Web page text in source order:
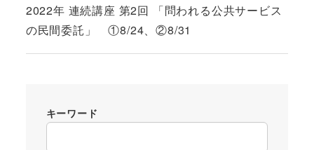
2022年 連続講座 第2回 「問われる公共サービス
の民間委託」 ①8/24、②8/31
キーワード